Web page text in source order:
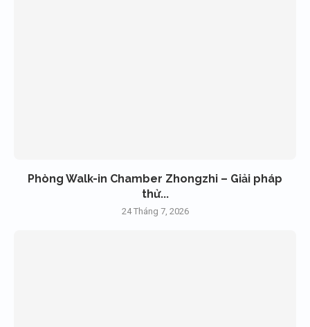
Phòng Walk-in Chamber Zhongzhi – Giải pháp
thử...
24 Tháng 7, 2026